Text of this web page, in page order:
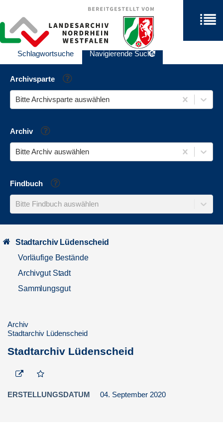
Schlagwortsuche Navigierende Suche
Archivsparte Hilfe
Bitte Archivsparte auswählen
Archiv Hilfe
Bitte Archiv auswählen
Findbuch Hilfe
Bitte Findbuch auswählen
Stadtarchiv Lüdenscheid
Vorläufige Bestände
Archivgut Stadt
Sammlungsgut
Archiv
Stadtarchiv Lüdenscheid
Stadtarchiv Lüdenscheid
ERSTELLUNGSDATUM 04. September 2020